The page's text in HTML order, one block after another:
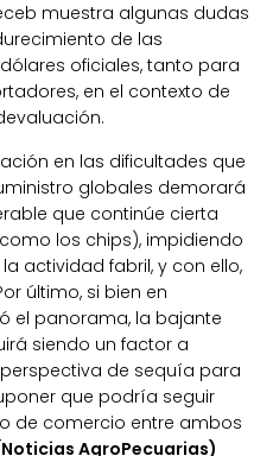
muestra algunas dudas
de las
oficiales, tanto para
en el contexto de
en las dificultades que
globales demorará
que continúe cierta
los chips), impidiendo
actividad fabril, y con ello,
último, si bien en
el panorama, la bajante
siendo un factor a
de sequía para
que podría seguir
de comercio entre ambos
AgroPecuarias)